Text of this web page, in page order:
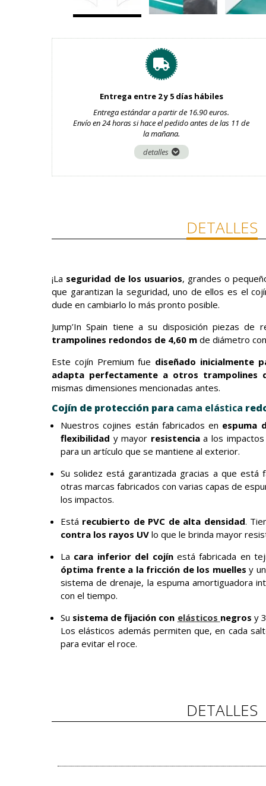
Entrega entre 2 y 5 días hábiles
Entrega estándar a partir de 16.90 euros.
Envío en 24 horas si hace el pedido antes de las 11 de
la mañana.
detalles
DETALLES
¡La seguridad de los usuarios, grandes o
que garantizan la seguridad, uno de ellos es el
dude en cambiarlo lo más pronto posible.
Jump’In Spain tiene a su disposición piezas
trampolines redondos de 4,60 m de diámetro
Este cojín Premium fue diseñado inicialmente
adapta perfectamente a otros trampolines
mismas dimensiones mencionadas antes.
Cojín de protección para cama elástica
Nuestros cojines están fabricados en espuma
flexibilidad y mayor resistenciaa los impactos
para un artículo que se mantiene al exterior.
Su solidez está garantizada gracias a que está
otras marcas fabricados con varias capas de
los impactos.
Está recubierto de PVC de alta densidad.
contra los rayos UV lo que le brinda mayor
La cara inferior del cojínestá fabricada en
óptima frente a la fricción de los muelles y
sistema de drenaje, la espuma amortiguadora
con el tiempo.
Su sistema de fijación con elásticos negros y
Los elásticos además permiten que, en cada
para evitar el roce.
DETALLES